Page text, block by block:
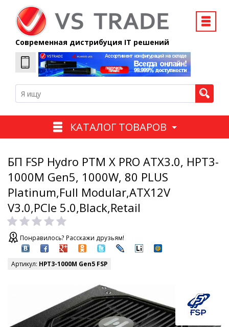
Современная дистрибуция IT решений
КАТАЛОГ ТОВАРОВ
БП FSP Hydro PTM X PRO ATX3.0, HPT3-
1000M Gen5, 1000W, 80 PLUS
Platinum,Full Modular,ATX12V
V3.0,PCIe 5.0,Black,Retail
Понравилось? Расскажи друзьям!
Артикул: HPT3-1000M Gen5 FSP